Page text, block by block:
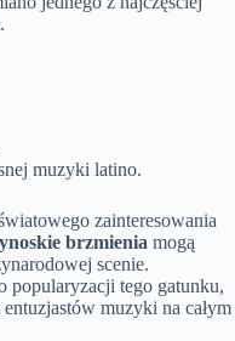
muzyki latino.
zainteresowania
brzmienia mogą
scenie.
popularyzacji tego gatunku,
muzyki na całym